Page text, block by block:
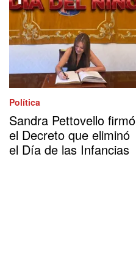
Política
Sandra Pettovello firmó
el Decreto que eliminó
el Día de las Infancias